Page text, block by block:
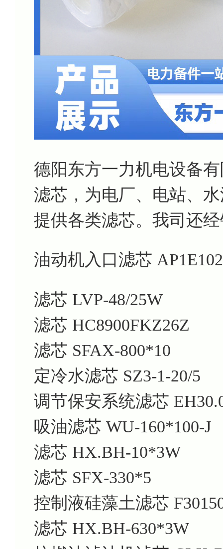
德阳东方一力机电设备
滤芯，为电厂、电站、
提供各类滤芯。我司还
油动机入口滤芯
滤芯 LVP-48/25W
滤芯 HC8900FKZ26Z
滤芯 SFAX-800*10
定冷水滤芯 SZ3-1-20/5
调节保安系统滤芯
吸油滤芯 WU-160*100-J
滤芯 HX.BH-10*3W
滤芯 SFX-330*5
控制液硅藻土滤芯
滤芯 HX.BH-630*3W